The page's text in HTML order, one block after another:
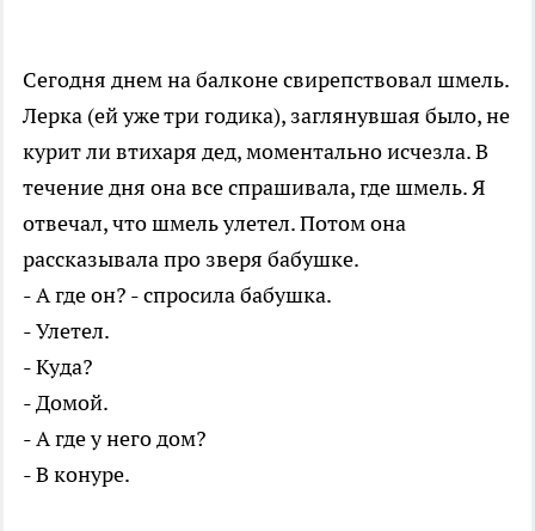
Сегодня днем на балконе свирепствовал шмель.
Лерка (ей уже три годика), заглянувшая было, не
курит ли втихаря дед, моментально исчезла. В
течение дня она все спрашивала, где шмель. Я
отвечал, что шмель улетел. Потом она
рассказывала про зверя бабушке.
- А где он? - спросила бабушка.
- Улетел.
- Куда?
- Домой.
- А где у него дом?
- В конуре.